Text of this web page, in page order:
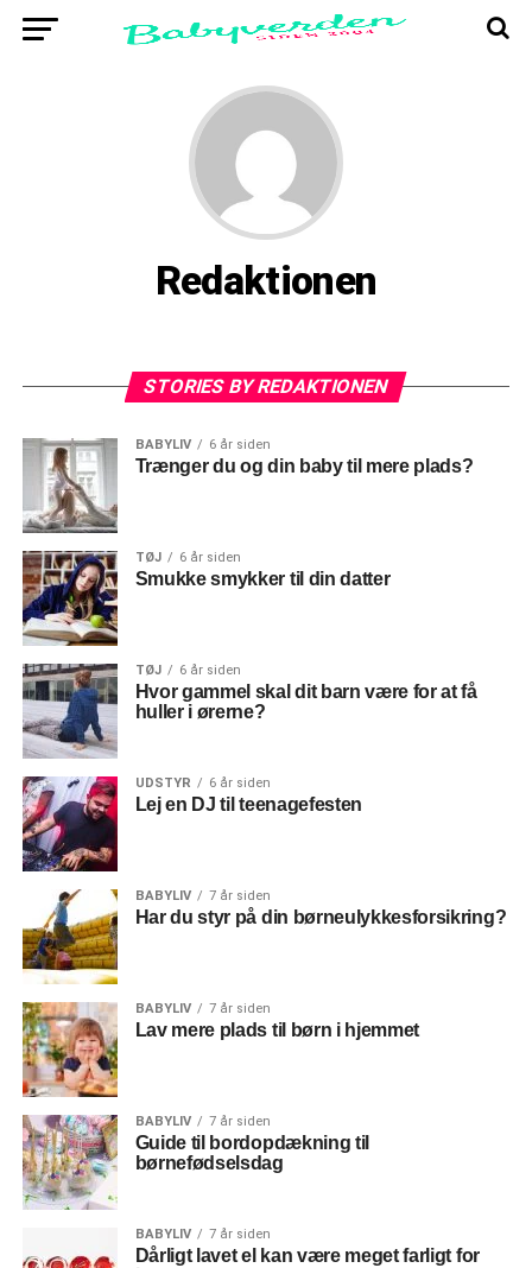
Redaktionen
STORIES BY REDAKTIONEN
BABYLIV 6 år siden
Trænger du og din baby til mere plads?
TØJ 6 år siden
Smukke smykker til din datter
TØJ 6 år siden
Hvor gammel skal dit barn være for at få
huller i ørerne?
UDSTYR 6 år siden
Lej en DJ til teenagefesten
BABYLIV 7 år siden
Har du styr på din børneulykkesforsikring?
BABYLIV 7 år siden
Lav mere plads til børn i hjemmet
BABYLIV 7 år siden
Guide til bordopdækning til
børnefødselsdag
BABYLIV 7 år siden
Dårligt lavet el kan være meget farligt for